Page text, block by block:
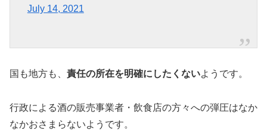
July 14, 2021
国も地方も、 責任の所在を明確にしたくないようです。
行政による酒の販売事業者・飲食店の方々への弾圧はなか
なかおさまらないようです。